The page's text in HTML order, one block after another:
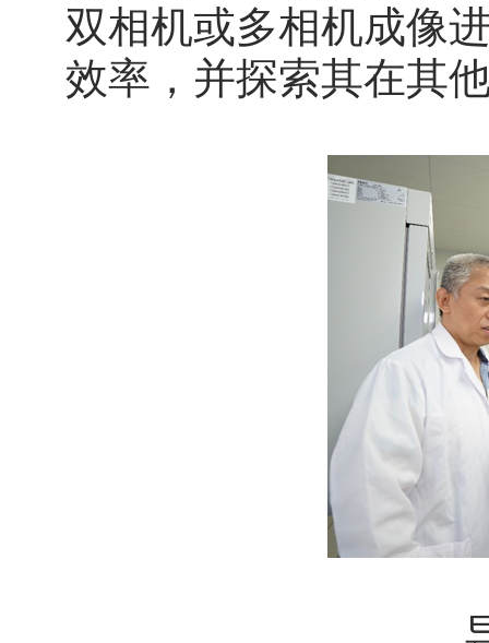
双相机或多相机成像
效率，并探索其在其